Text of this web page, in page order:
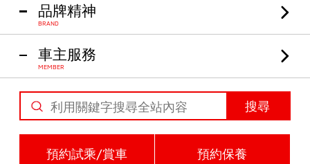
品牌精神
BRAND
車主服務
MEMBER
搜尋
預約試乘/賞車 預約保養